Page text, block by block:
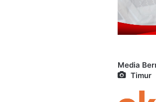
Media
Timur